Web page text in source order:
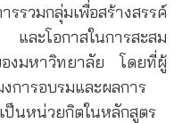
รวมกลุ่มเพื่อสร้างสรรค์
ะโอกาสในการสะสม
งมหาวิทยาลัย โดยที่ผู้
การอบรมและผลการ
ป็นหน่วยกิตในหลักสูตร